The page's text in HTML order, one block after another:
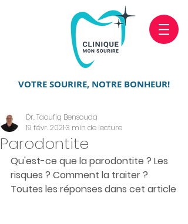
VOTRE SOURIRE, NOTRE BONHEUR!
Parodontite
Dr. Taoufiq Bensouda
19 févr. 20213 min de lecture
Qu'est-ce que la parodontite ? Les
risques ? Comment la traiter ?
Toutes les réponses dans cet article